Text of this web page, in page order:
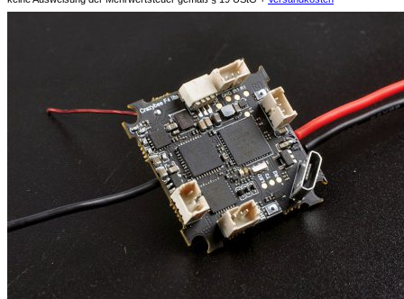
was:
is: